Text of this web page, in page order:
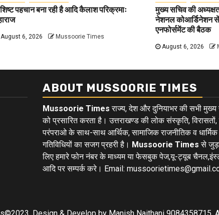
पहचान बना रही है आदि कैलाश परिक्रमाः
6, 2026 Mussoorie Times
मुख्य सचिव की
नेशनल कोआर्डिनेशन
एनफोर्समेंट की बैठक
August 6, 2026
ABOUT MUSSOORIE TIMES
Mussoorie Times राज्य, देश और दुनियाभर की सभी मुख्य
को प्रसारित करता है। उत्तराखण्ड की लोक संस्कृति,
परंपराओ के साथ-साथ आर्थिक, सामाजिक राजनीतिक व धार्मिक
गतिविधियों का सजग प्रहरी है। Mussoorie Times से
लिए हमारे फोन नंबर के माध्यम या फेसबुक पेज,यू-ट्यूब
आदि पर सम्पर्क करे। Email:
Design & Develop by Manish Naithani 9084358715.